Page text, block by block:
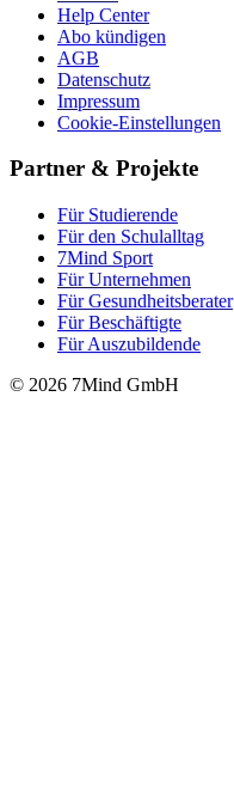
Help Center
Abo kündigen
AGB
Datenschutz
Impressum
Cookie-Einstellungen
Partner & Projekte
Für Stu­die­rende
Für den Schulalltag
7Mind Sport
Für Unter­neh­men
Für Gesund­heits­be­ra­ter
Für Beschäftigte
Für Auszubildende
© 2026 7Mind GmbH